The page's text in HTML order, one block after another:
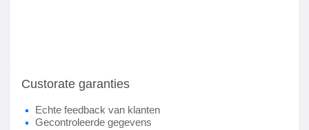
Custorate garanties
Echte feedback van klanten
Gecontroleerde gegevens